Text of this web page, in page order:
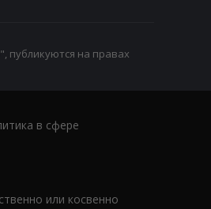
публикуются на правах
в сфере
или косвенно